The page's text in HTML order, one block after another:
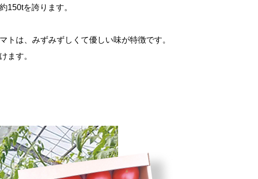
150tを誇ります。
は、みずみずしくて優しい味が特徴です。
ます。